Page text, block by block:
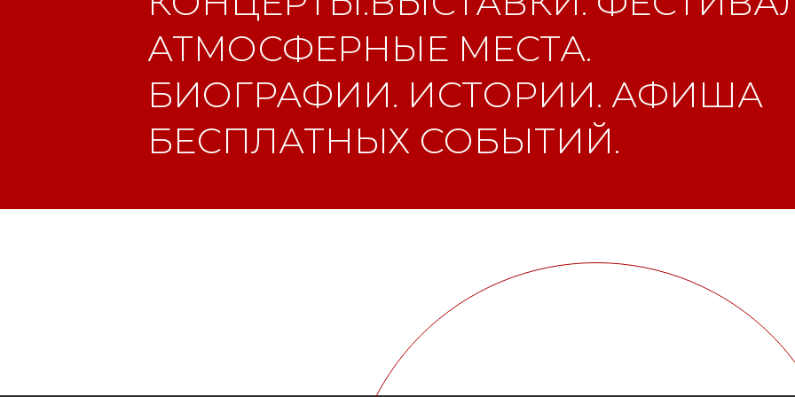
АТМОСФЕРНЫЕ МЕСТА.
БИОГРАФИИ. ИСТОРИИ. АФИША
БЕСПЛАТНЫХ СОБЫТИЙ.